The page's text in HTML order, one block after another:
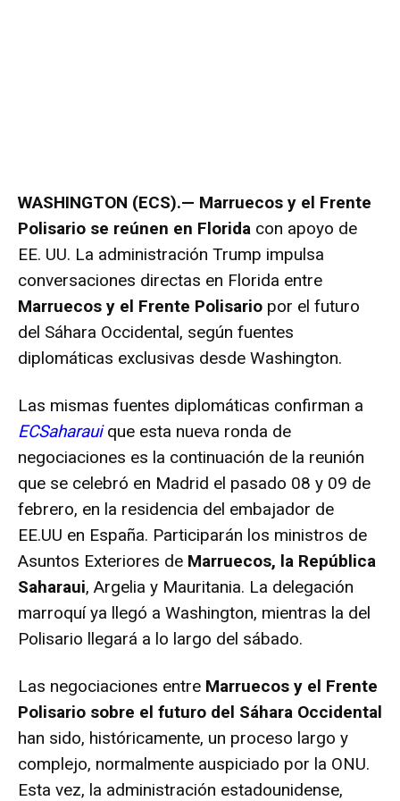
WASHINGTON (ECS).— Marruecos y el Frente
Polisario se reúnen en Florida con apoyo de
EE. UU. La administración Trump impulsa
conversaciones directas en Florida entre
Marruecos y el Frente Polisario por el futuro
del Sáhara Occidental, según fuentes
diplomáticas exclusivas desde Washington.
Las mismas fuentes diplomáticas confirman a
ECSaharauique esta nueva ronda de
negociaciones es la continuación de la reunión
que se celebró en Madrid el pasado 08 y 09 de
febrero, en la residencia del embajador de
EE.UU en España. Participarán los ministros de
Asuntos Exteriores de Marruecos, la República
Saharaui, Argelia y Mauritania. La delegación
marroquí ya llegó a Washington, mientras la del
Polisario llegará a lo largo del sábado.
Las negociaciones entre Marruecos y el Frente
Polisario sobre el futuro del Sáhara Occidental
han sido, históricamente, un proceso largo y
complejo, normalmente auspiciado por la ONU.
Esta vez, la administración estadounidense,